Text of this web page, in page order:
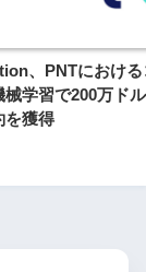
、PNTにおけ
械学習で200万ド
を獲得